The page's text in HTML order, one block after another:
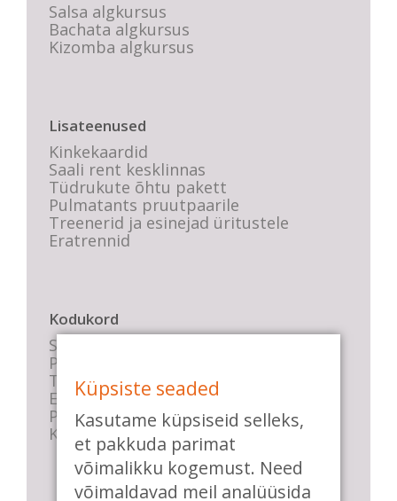
Salsa algkursus
Bachata algkursus
Kizomba algkursus
Lisateenused
Kinkekaardid
Saali rent kesklinnas
Tüdrukute õhtu pakett
Pulmatants pruutpaarile
Treenerid ja esinejad üritustele
Eratrennid
Kodukord
Stuudio sisekord
Privaatsustingimused
Tasemete kirjeldused
E-poe tingimused
Parkimise info
KKK
Küpsiste seaded
Kasutame küpsiseid selleks,
et pakkuda parimat
võimalikku kogemust. Need
võimaldavad meil analüüsida